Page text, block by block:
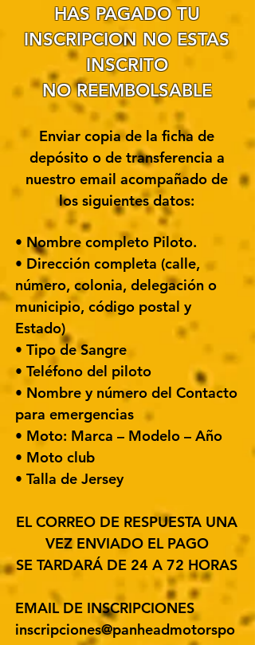
HAS PAGADO TU
INSCRIPCION NO ESTAS
INSCRITO
NO REEMBOLSABLE
Enviar copia de la ficha de
depósito o de transferencia a
nuestro email acompañado de
los siguientes datos:
• Nombre completo Piloto.
• Dirección completa (calle,
número, colonia, delegación o
municipio, código postal y
Estado)
• Tipo de Sangre
• Teléfono del piloto
• Nombre y número del Contacto
para emergencias
• Moto: Marca – Modelo – Año
• Moto club
• Talla de Jersey
EL CORREO DE RESPUESTA UNA
VEZ ENVIADO EL PAGO
SE TARDARÁ DE 24 A 72 HORAS
EMAIL DE INSCRIPCIONES
inscripciones@panheadmotorspo